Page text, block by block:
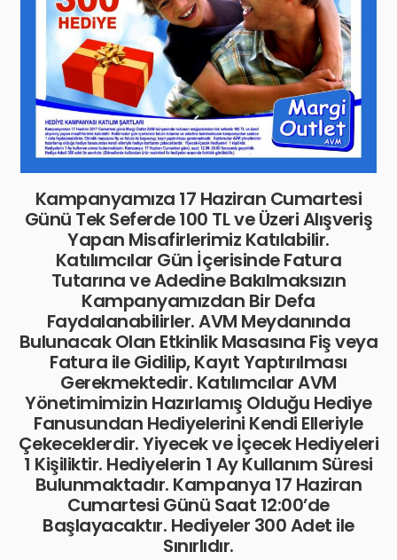
Kampanyamıza 17 Haziran Cumartesi
Günü Tek Seferde 100 TL ve Üzeri Alışveriş
Yapan Misafirlerimiz Katılabilir.
Katılımcılar Gün İçerisinde Fatura
Tutarına ve Adedine Bakılmaksızın
Kampanyamızdan Bir Defa
Faydalanabilirler. AVM Meydanında
Bulunacak Olan Etkinlik Masasına Fiş veya
Fatura ile Gidilip, Kayıt Yaptırılması
Gerekmektedir. Katılımcılar AVM
Yönetimimizin Hazırlamış Olduğu Hediye
Fanusundan Hediyelerini Kendi Elleriyle
Çekeceklerdir. Yiyecek ve İçecek Hediyeleri
1 Kişiliktir. Hediyelerin 1 Ay Kullanım Süresi
Bulunmaktadır. Kampanya 17 Haziran
Cumartesi Günü Saat 12:00’de
Başlayacaktır. Hediyeler 300 Adet ile
Sınırlıdır.